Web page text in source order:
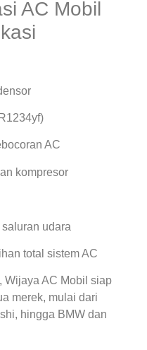
AC Mobil
AC
kompresor
udara
total sistem AC
Wijaya AC Mobil siap
merek, mulai dari
hingga BMW dan